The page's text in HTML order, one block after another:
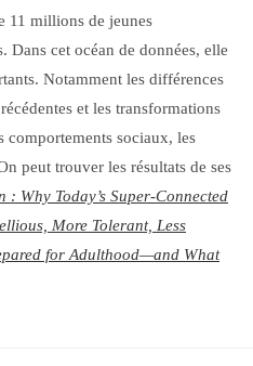
11 millions de jeunes
Dans cet océan de données, elle
Notamment les différences
et les transformations
comportements sociaux, les
peut trouver les résultats de ses
: Why Today’s Super-Connected
More Tolerant, Less
for Adulthood—and What